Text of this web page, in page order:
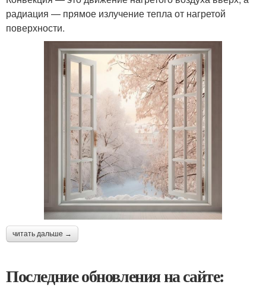
радиация — прямое излучение тепла от нагретой
поверхности.
читать дальше →
Последние обновления на сайте: